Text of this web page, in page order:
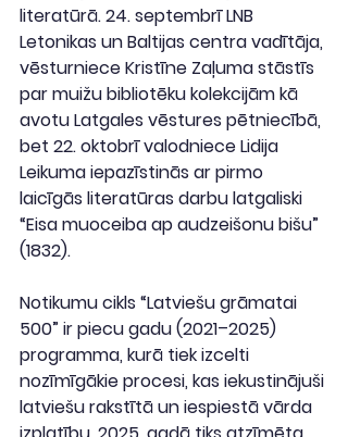
literatūrā. 24. septembrī LNB
Letonikas un Baltijas centra vadītāja,
vēsturniece Kristīne Zaļuma stāstīs
par muižu bibliotēku kolekcijām kā
avotu Latgales vēstures pētniecībā,
bet 22. oktobrī valodniece Lidija
Leikuma iepazīstinās ar pirmo
laicīgās literatūras darbu latgaliski
“Eisa muoceiba ap audzeišonu bišu”
(1832).
Notikumu cikls “Latviešu grāmatai
500” ir piecu gadu (2021–2025)
programma, kurā tiek izcelti
nozīmīgākie procesi, kas iekustinājuši
latviešu rakstītā un iespiestā vārda